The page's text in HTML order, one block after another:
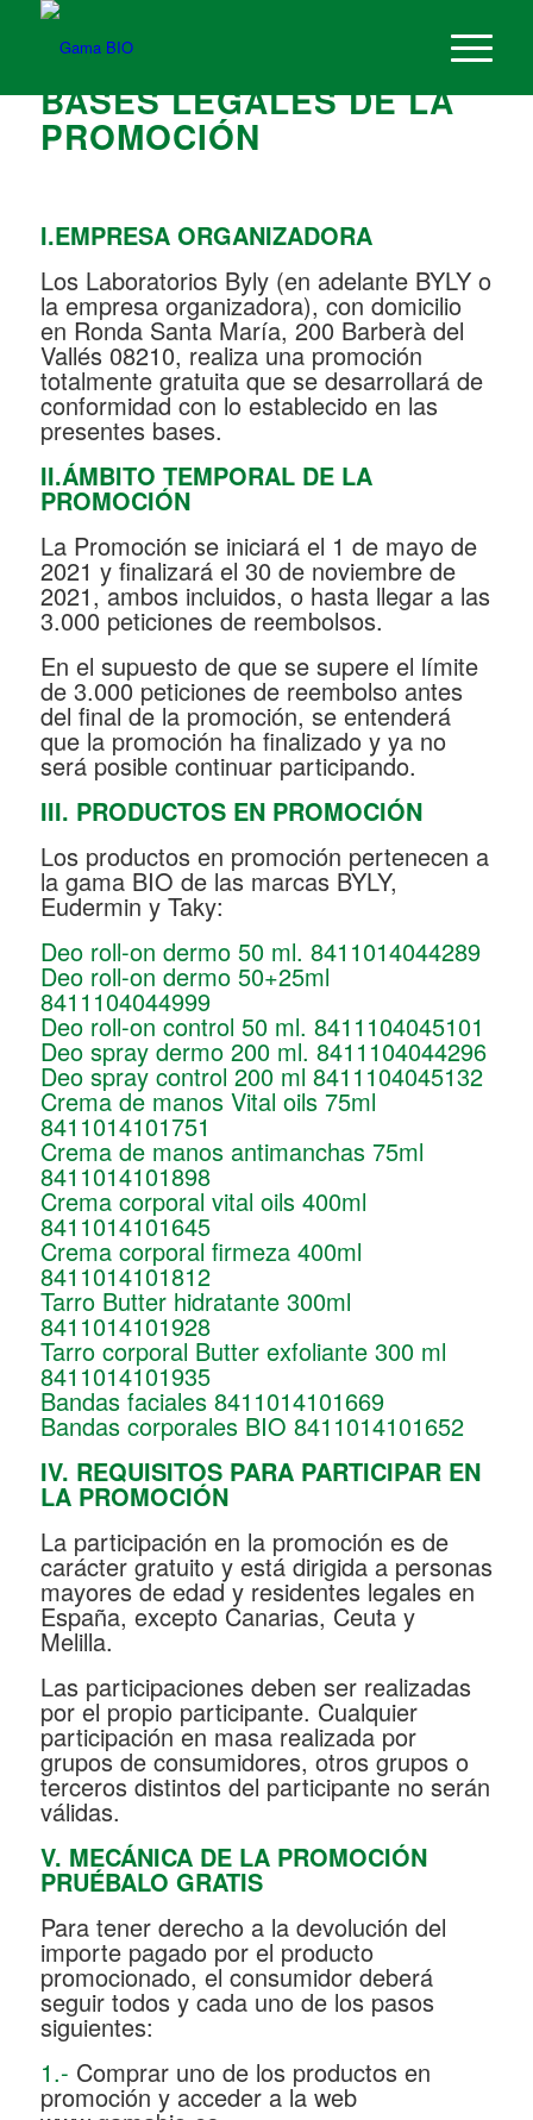
BASES LEGALES DE LA
PROMOCIÓN
I.EMPRESA ORGANIZADORA
Los Laboratorios Byly (en adelante BYLY o
la empresa organizadora), con domicilio
en Ronda Santa María, 200 Barberà del
Vallés 08210, realiza una promoción
totalmente gratuita que se desarrollará de
conformidad con lo establecido en las
presentes bases.
II.ÁMBITO TEMPORAL DE LA
PROMOCIÓN
La Promoción se iniciará el 1 de mayo de
2021 y finalizará el 30 de noviembre de
2021, ambos incluidos, o hasta llegar a las
3.000 peticiones de reembolsos.
En el supuesto de que se supere el límite
de 3.000 peticiones de reembolso antes
del final de la promoción, se entenderá
que la promoción ha finalizado y ya no
será posible continuar participando.
III. PRODUCTOS EN PROMOCIÓN
Los productos en promoción pertenecen a
la gama BIO de las marcas BYLY,
Eudermin y Taky:
Deo roll-on dermo 50 ml. 8411014044289
Deo roll-on dermo 50+25ml
8411104044999
Deo roll-on control 50 ml. 8411104045101
Deo spray dermo 200 ml. 8411104044296
Deo spray control 200 ml 8411104045132
Crema de manos Vital oils 75ml
8411014101751
Crema de manos antimanchas 75ml
8411014101898
Crema corporal vital oils 400ml
8411014101645
Crema corporal firmeza 400ml
8411014101812
Tarro Butter hidratante 300ml
8411014101928
Tarro corporal Butter exfoliante 300 ml
8411014101935
Bandas faciales 8411014101669
Bandas corporales BIO 8411014101652
IV. REQUISITOS PARA PARTICIPAR EN
LA PROMOCIÓN
La participación en la promoción es de
carácter gratuito y está dirigida a personas
mayores de edad y residentes legales en
España, excepto Canarias, Ceuta y
Melilla.
Las participaciones deben ser realizadas
por el propio participante. Cualquier
participación en masa realizada por
grupos de consumidores, otros grupos o
terceros distintos del participante no serán
válidas.
V. MECÁNICA DE LA PROMOCIÓN
PRUÉBALO GRATIS
Para tener derecho a la devolución del
importe pagado por el producto
promocionado, el consumidor deberá
seguir todos y cada uno de los pasos
siguientes:
1.- Comprar uno de los productos en
promoción y acceder a la web